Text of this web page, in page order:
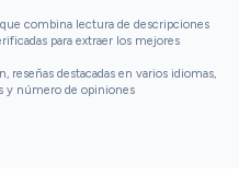
combina lectura de descripciones
para extraer los mejores
destacadas en varios idiomas,
y número de opiniones